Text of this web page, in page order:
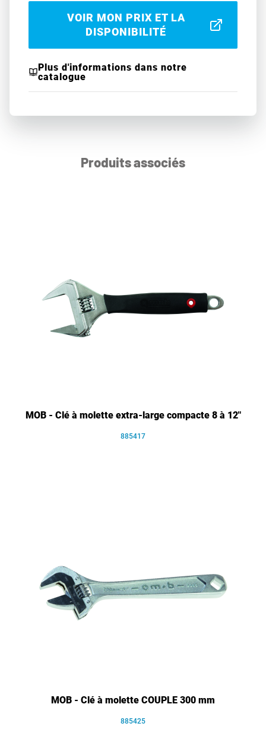
VOIR MON PRIX ET LA
DISPONIBILITÉ
Plus d'informations dans notre
catalogue
Produits associés
MOB - Clé à molette extra-large compacte 8 à 12"
885417
MOB - Clé à molette COUPLE 300 mm
885425